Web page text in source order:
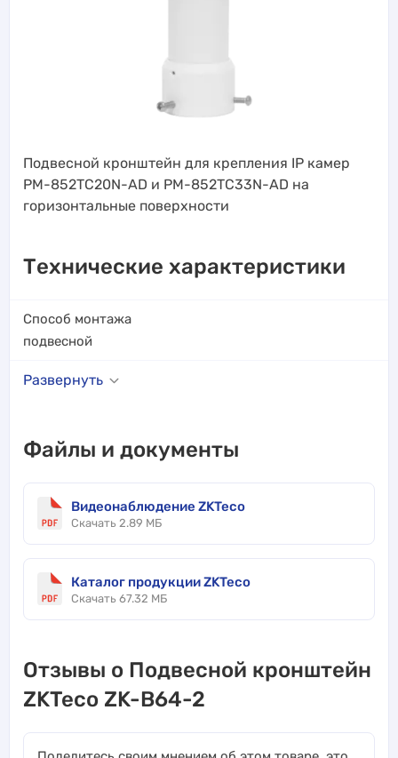
Подвесной кронштейн для крепления IP камер
PM-852TC20N-АD и PM-852TC33N-АD на
горизонтальные поверхности
Технические характеристики
Способ монтажа
подвесной
Развернуть
Файлы и документы
Видеонаблюдение ZKTeco
Скачать 2.89 МБ
Каталог продукции ZKTeco
Скачать 67.32 МБ
Отзывы о Подвесной кронштейн
ZKTeco ZK-B64-2